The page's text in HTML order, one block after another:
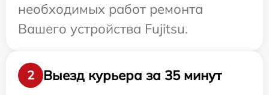
необходимых работ ремонта
Вашего устройства Fujitsu.
2 Выезд курьера за 35 минут